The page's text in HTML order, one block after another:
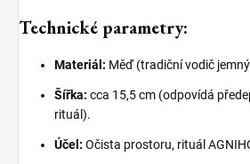
Technické parametry:
Materiál: Měď (tradiční vodič
Šířka: cca 15,5 cm (odpovídá
rituál).
Účel: Očista prostoru, rituál